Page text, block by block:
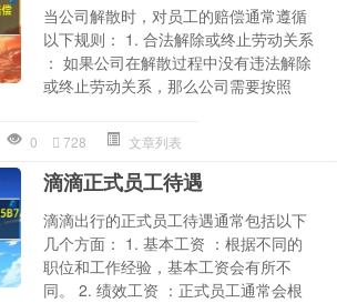
当公司解散时，对员工的赔偿通常遵循
以下规则： 1. 合法解除或终止劳动关系
： 如果公司在解散过程中没有违法解除
或终止劳动关系，那么公司需要按照
0 728 文章列表
滴滴正式员工待遇
滴滴出行的正式员工待遇通常包括以下
几个方面： 1. 基本工资 ：根据不同的
职位和工作经验，基本工资会有所不
同。 2. 绩效工资 ：正式员工通常会根